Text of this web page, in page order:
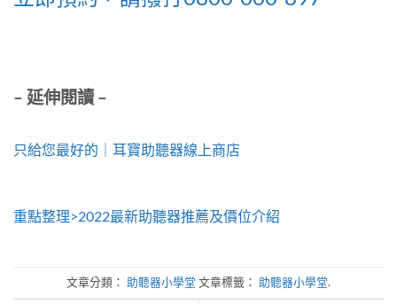
– 延伸閱讀 –
只給您最好的｜耳寶助聽器線上商店
重點整理>2022最新助聽器推薦及價位介紹
文章分類： 助聽器小學堂 文章標籤： 助聽器小學堂.